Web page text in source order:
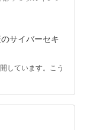
サイバーセキ
しています。こう